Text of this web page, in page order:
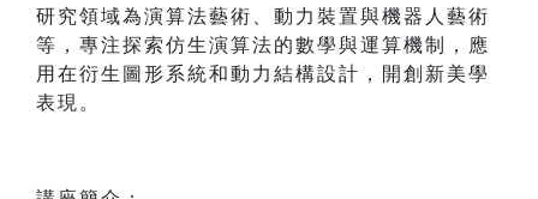
研究領域為演算法藝術、動力裝置與機器人藝術
等，專注探索仿生演算法的數學與運算機制，應
用在衍生圖形系統和動力結構設計，開創新美學
表現。